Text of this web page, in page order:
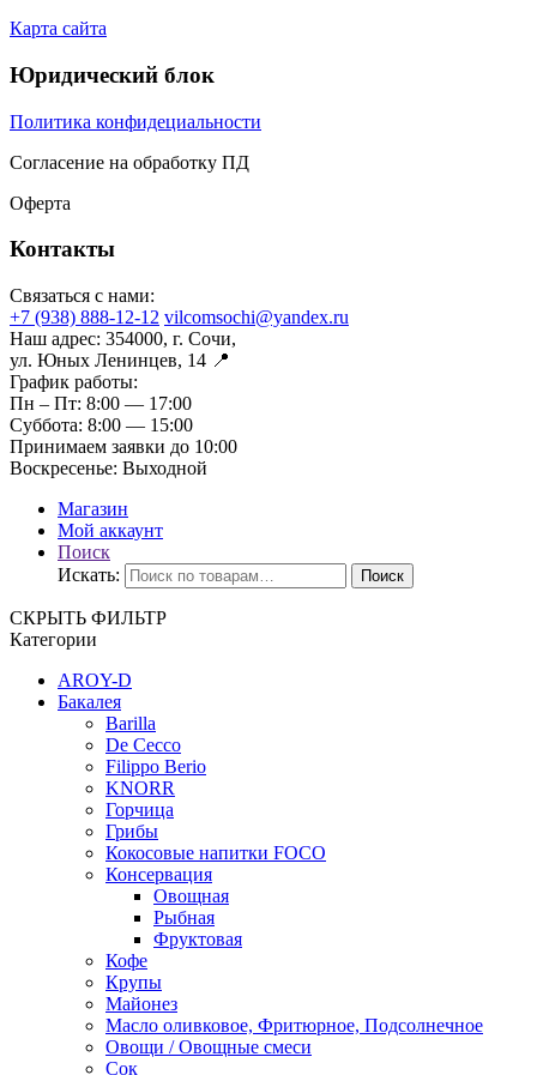
Карта сайта
Юридический блок
Политика конфидециальности
Согласение на обработку ПД
Оферта
Контакты
Связаться с нами:
+7 (938) 888-12-12 vilcomsochi@yandex.ru
Наш адрес: 354000, г. Сочи,
ул. Юных Ленинцев, 14 📍
График работы:
Пн – Пт: 8:00 — 17:00
Суббота: 8:00 — 15:00
Принимаем заявки до 10:00
Воскресенье: Выходной
Магазин
Мой аккаунт
Поиск
Искать:
Поиск
СКРЫТЬ ФИЛЬТР
Категории
AROY-D
Бакалея
Barilla
De Cecco
Filippo Berio
KNORR
Горчица
Грибы
Кокосовые напитки FOCO
Консервация
Овощная
Рыбная
Фруктовая
Кофе
Крупы
Майонез
Масло оливковое, Фритюрное, Подсолнечное
Овощи / Овощные смеси
Сок